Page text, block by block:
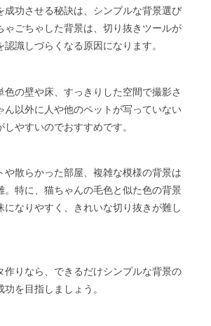
成功させる秘訣は、シンプルな背景選び
ゃごちゃした背景は、切り抜きツールが
識しづらくなる原因になります。
色の壁や床、すっきりした空間で撮影さ
ん以外に人や他のペットが写っていない
やすいのでおすすめです。
や散らかった部屋、複雑な模様の背景は
。特に、猫ちゃんの毛色と似た色の背景
になりやすく、きれいな切り抜きが難し
作りなら、できるだけシンプルな背景の
を目指しましょう。